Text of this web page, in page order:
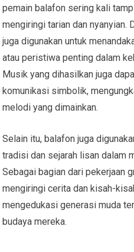
pemain balafon sering kali
mengiringi tarian dan nyanyian.
juga digunakan untuk
atau peristiwa penting dalam
Musik yang dihasilkan juga
komunikasi simbolik,
melodi yang dimainkan.
Selain itu, balafon juga
tradisi dan sejarah lisan dalam
Sebagai bagian dari pekerjaan
mengiringi cerita dan kisah-
mengedukasi generasi muda
budaya mereka.